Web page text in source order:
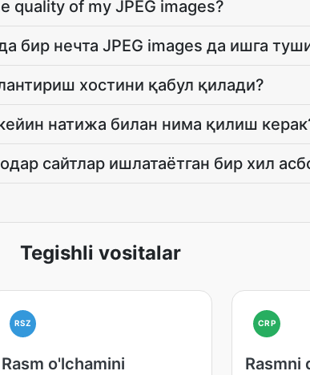
quality of my JPEG images?
бир нечта JPEG images да ишга
хостини қабул қилади?
натижа билан нима қилиш
сайтлар ишлатаётган бир хил
Tegishli vositalar
RSZ
Rasm o'lchamini
CRP
Rasmni